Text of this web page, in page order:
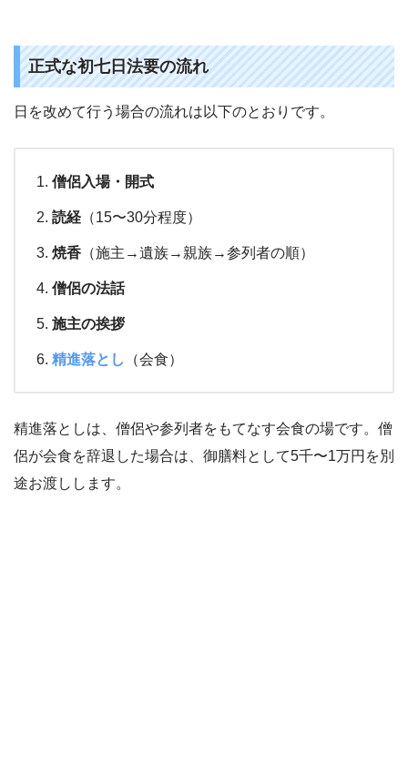
正式な初七日法要の流れ
日を改めて行う場合の流れは以下のとおりです。
僧侶入場・開式
読経 （15〜30分程度）
焼香 （施主→遺族→親族→参列者の順）
僧侶の法話
施主の挨拶
精進落とし （会食）
精進落としは、僧侶や参列者をもてなす会食の場です。僧
侶が会食を辞退した場合は、御膳料として5千〜1万円を別
途お渡しします。